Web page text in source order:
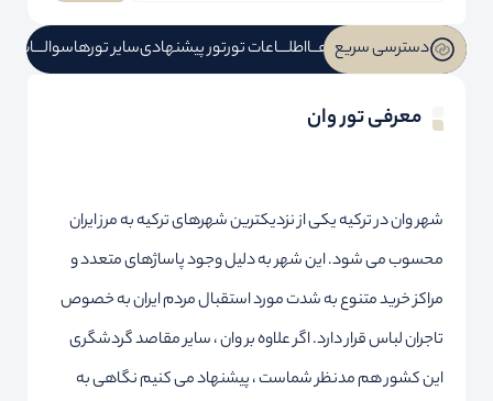
دسترسی سریع
لیست تورهــااطلـــاعات تورتور پیشنهادیسایر تورهاسوالـــات
معرفی تور وان
شهر وان در ترکیه یکی از نزدیکترین شهرهای ترکیه به مرز ایران
محسوب می شود. این شهر به دلیل وجود پاساژهای متعدد و
مراکز خرید متنوع به شدت مورد استقبال مردم ایران به خصوص
تاجران لباس قرار دارد. اگر علاوه بر وان ، سایر مقاصد گردشگری
این کشور هم مدنظر شماست ، پیشنهاد می کنیم نگاهی به